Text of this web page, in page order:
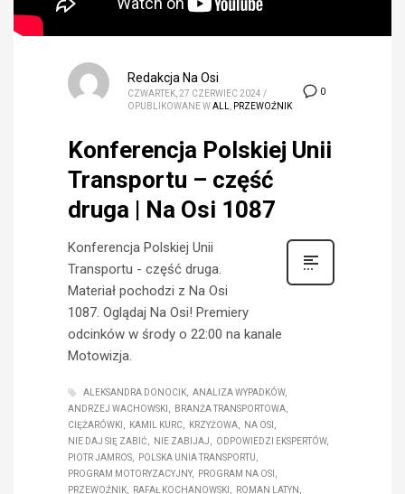
0
Redakcja Na Osi
CZWARTEK, 27 CZERWIEC 2024 /
OPUBLIKOWANE WALL PRZEWOŹNIK
Konferencja Polskiej Unii
Transportu – część
druga | Na Osi 1087
Konferencja Polskiej Unii
Transportu - część druga.
Materiał pochodzi z Na Osi
1087. Oglądaj Na Osi! Premiery
odcinków w środy o 22:00 na kanale
Motowizja.
ALEKSANDRA DONOCIK
ANALIZA WYPADKÓW
ANDRZEJ WACHOWSKI
BRANŻA TRANSPORTOWA
CIĘŻARÓWKI
KAMIL KURC KRZYŻOWA
NA OSI
NIE DAJ SIĘ ZABIĆ
NIE ZABIJAJ
ODPOWIEDZI EKSPERTÓW
PIOTR JAMROS
POLSKA UNIA TRANSPORTU
PROGRAM MOTORYZACYJNY
PROGRAM NA OSI
PRZEWOŹNIK
RAFAŁ KOCHANOWSKI
ROMAN LATYN